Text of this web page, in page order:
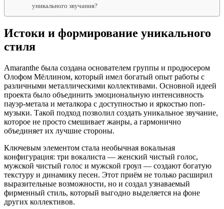
уникального звучания?
Истоки и формирование уникального
стиля
Amaranthe была создана основателем группы и продюсером
Олофом Мёллином, который имел богатый опыт работы с
различными металлическими коллективами. Основной идеей
проекта было объединить эмоциональную интенсивность
пауэр-метала и металкора с доступностью и яркостью поп-
музыки. Такой подход позволил создать уникальное звучание,
которое не просто смешивает жанры, а гармонично
объединяет их лучшие стороны.
Ключевым элементом стала необычная вокальная
конфигурация: три вокалиста — женский чистый голос,
мужской чистый голос и мужской гроул — создают богатую
текстуру и динамику песен. Этот приём не только расширил
выразительные возможности, но и создал узнаваемый
фирменный стиль, который выгодно выделяется на фоне
других коллективов.